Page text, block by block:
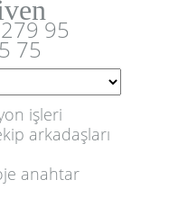
95
75
işleri
arkadaşları
anahtar